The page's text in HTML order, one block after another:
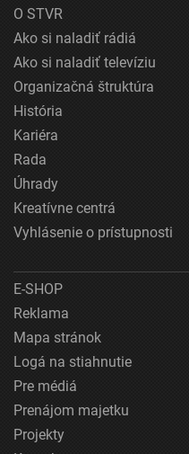
O STVR
Ako si naladiť rádiá
Ako si naladiť televíziu
Organizačná štruktúra
História
Kariéra
Rada
Úhrady
Kreatívne centrá
Vyhlásenie o prístupnosti
E-SHOP
Reklama
Mapa stránok
Logá na stiahnutie
Pre médiá
Prenájom majetku
Projekty